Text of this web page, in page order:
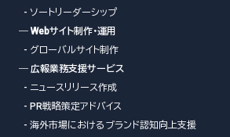
- ソートリーダーシップ
― Webサイト制作・運用
- グローバルサイト制作
― 広報業務支援サービス
- ニュースリリース作成
- PR戦略策定アドバイス
- 海外市場におけるブランド認知向上支援